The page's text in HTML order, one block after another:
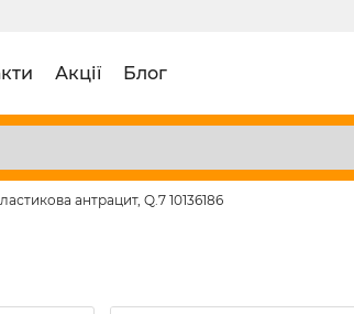
Акції Блог
антрацит, Q.7 10136186